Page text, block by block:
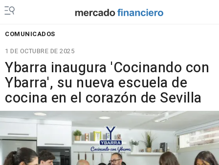
COMUNICADOS
1 DE OCTUBRE DE 2025
Ybarra inaugura 'Cocinando con
Ybarra', su nueva escuela de
cocina en el corazón de Sevilla